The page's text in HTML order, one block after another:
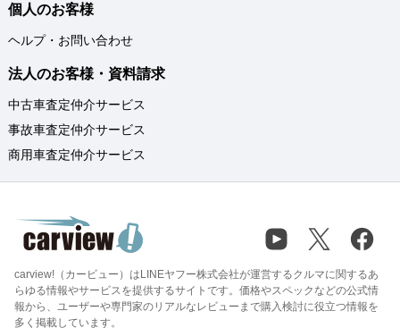
個人のお客様
ヘルプ・お問い合わせ
法人のお客様・資料請求
中古車査定仲介サービス
事故車査定仲介サービス
商用車査定仲介サービス
carview!（カービュー）はLINEヤフー株式会社が運営するクルマに関するあ
らゆる情報やサービスを提供するサイトです。価格やスペックなどの公式情
報から、ユーザーや専門家のリアルなレビューまで購入検討に役立つ情報を
多く掲載しています。